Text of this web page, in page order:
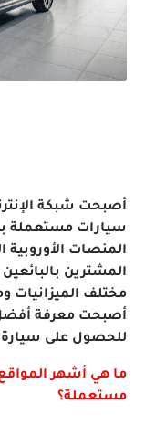
أصبحت شبكة
سيارات مستعملة
المنصات
المشترين
مختلف الميزانيات
أصبحت معرفة أفضل
للحصول على سيارة
ما هي أشهر
مستعملة؟